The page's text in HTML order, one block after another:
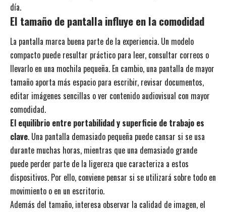
día.
El tamaño de pantalla influye en la comodidad
La pantalla marca buena parte de la experiencia. Un modelo
compacto puede resultar práctico para leer, consultar correos o
llevarlo en una mochila pequeña. En cambio, una pantalla de mayor
tamaño aporta más espacio para escribir, revisar documentos,
editar imágenes sencillas o ver contenido audiovisual con mayor
comodidad.
El equilibrio entre portabilidad y superficie de trabajo es
clave. Una pantalla demasiado pequeña puede cansar si se usa
durante muchas horas, mientras que una demasiado grande
puede perder parte de la ligereza que caracteriza a estos
dispositivos. Por ello, conviene pensar si se utilizará sobre todo en
movimiento o en un escritorio.
Además del tamaño, interesa observar la calidad de imagen, el